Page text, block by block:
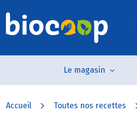
Le magasin
Accueil Toutes nos recettes